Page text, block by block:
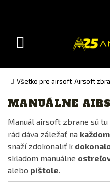
(Czech)version
Toggle
Všetko pre airsoft Airsoft
Výrobca
A&K
ASG
Double Bell
NOVRITSCH
MANUÁLNE
Manuál airsoft zbrane sú
rád dáva záležať na
snaží zdokonaliť k
skladom manuálne
alebo pištole.